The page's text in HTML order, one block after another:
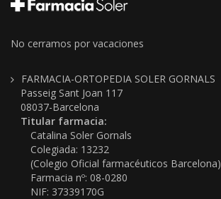
No cerramos por vacaciones
FARMACIA-ORTOPEDIA SOLER GORNALS
Passeig Sant Joan 117
08037-Barcelona
Titular farmacia:
Catalina Soler Gornals
Colegiada: 13232
(Colegio Oficial farmacéuticos Barcelona)
Farmacia nº: 08-0280
NIF: 37339170G